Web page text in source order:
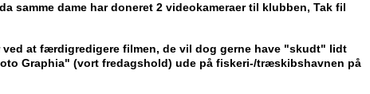
samme dame har doneret 2 videokameraer til klubben, Tak fil
ved at færdigredigere filmen, de vil dog gerne have "skudt" lidt
Graphia" (vort fredagshold) ude på fiskeri-/træskibshavnen på